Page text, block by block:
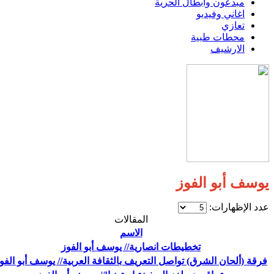
مبدعون وابطال الحرية
اغاني وفيديو
تعازي
محطات طبية
الارشيف
يوسف أبو الفوز
عدد الإظهارات:
المقالات
الاسم
تخطيطات انصارية// يوسف أبو الفوز
فرقة (ألحان الشرق) تواصل التعريف بالثقافة العربية// يوسف أبو